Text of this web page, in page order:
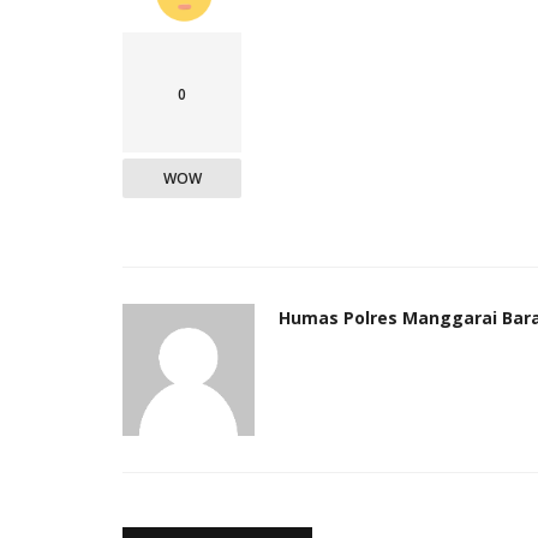
0
WOW
Humas Polres Manggarai